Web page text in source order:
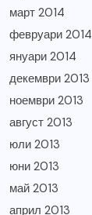
март 2014
февруари 2014
януари 2014
декември 2013
ноември 2013
август 2013
юли 2013
юни 2013
май 2013
април 2013